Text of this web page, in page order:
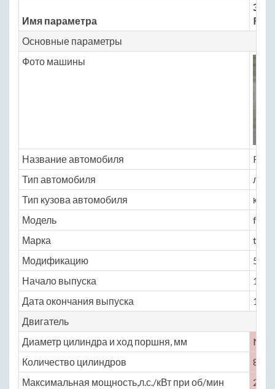
Имя параметра
Основные параметры
Фото машины
Название автомобиля
Тип автомобиля
Тип кузова автомобиля
купе
Модель
ford
Марка
Модификацию
5.8
Начало выпуска
1972
Дата окончания выпуска
1976
Двигатель
Диаметр цилиндра и ход поршня, мм
No
Количество цилиндров
8
Максимальная мощность,л.с./кВт при об/мин
250